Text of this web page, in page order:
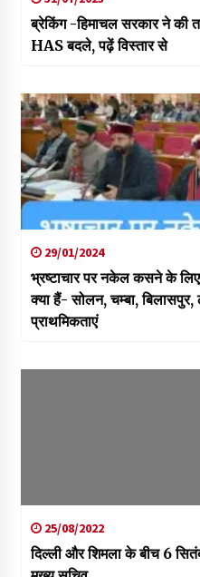
ब्रेकिंग -हिमाचल सरकार ने की
HAS बदले, पढ़ें विस्तार से
29/01/2024
भ्रष्टाचार पर नकेल कसने के
क्या हैं- सोलन, चम्बा, बिलासपुर,
प्राथमिकताएं
25/08/2022
दिल्ली और शिमला के बीच 6